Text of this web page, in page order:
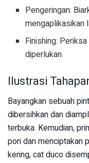
Pengeringan:
mengaplikasikan
Finishing:
diperlukan.
Ilustrasi
Bayangkan sebuah
dibersihkan dan
terbuka. Kemudian,
pori dan menciptakan
kering, cat duco